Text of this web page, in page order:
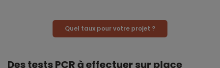
Quel taux pour votre projet ?
Des tests PCR à effectuer sur place